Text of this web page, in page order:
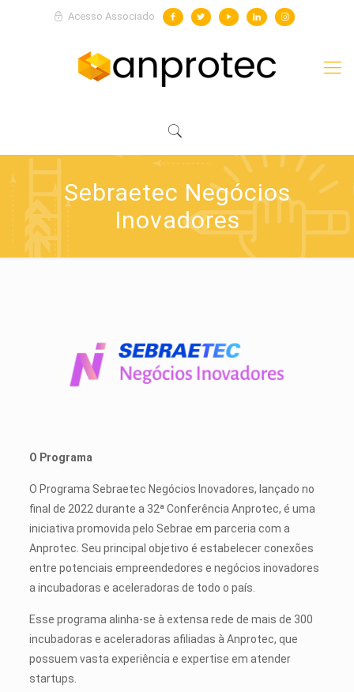
Acesso Associado
Sebraetec Negócios
Inovadores
O Programa
O Programa Sebraetec Negócios Inovadores, lançado no
final de 2022 durante a 32ª Conferência Anprotec, é uma
iniciativa promovida pelo Sebrae em parceria com a
Anprotec. Seu principal objetivo é estabelecer conexões
entre potenciais empreendedores e negócios inovadores
a incubadoras e aceleradoras de todo o país.
Esse programa alinha-se à extensa rede de mais de 300
incubadoras e aceleradoras afiliadas à Anprotec, que
possuem vasta experiência e expertise em atender
startups.